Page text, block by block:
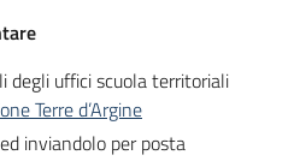
degli uffici scuola territoriali
Terre d’Argine
ed inviandolo per posta